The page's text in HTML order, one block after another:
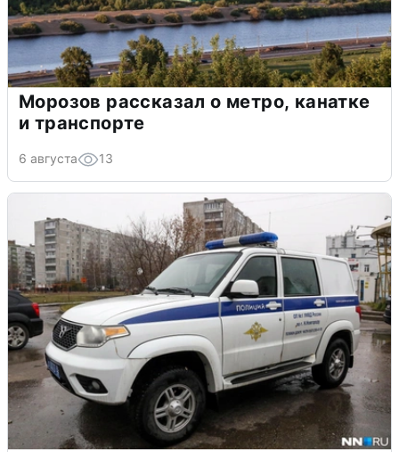
Морозов рассказал о метро, канатке
и транспорте
6 августа 13